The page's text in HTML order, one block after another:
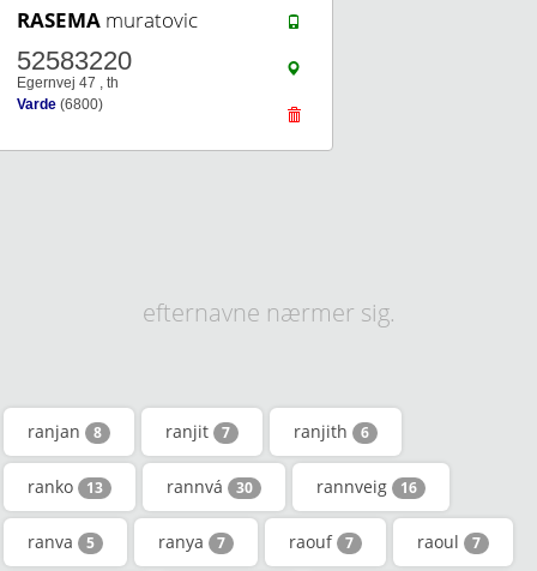
RASEMA muratovic
52583220
Egernvej 47 , th
Varde (6800)
efternavne nærmer sig.
ranjan 8 ranjit 7 ranjith 6
ranko 13 rannvá 30 rannveig 16
ranva 5 ranya 7 raouf 7 raoul 7